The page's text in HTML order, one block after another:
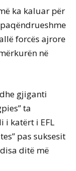
ka kaluar për
forcës ajrore
në
gjiganti
ta
i katërt i EFL
pas suksesit
ditë më